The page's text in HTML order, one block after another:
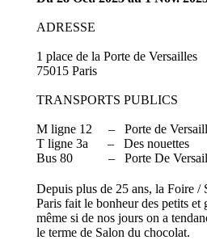
ADRESSE
1 place de la Porte de Versailles
75015 Paris
TRANSPORTS PUBLICS
M ligne 12 – Porte de
T ligne 3a – Des nouettes
Bus 80 – Porte De
Depuis plus de 25 ans, la Foire /
Paris fait le bonheur des petits
même si de nos jours on a
le terme de Salon du chocolat.